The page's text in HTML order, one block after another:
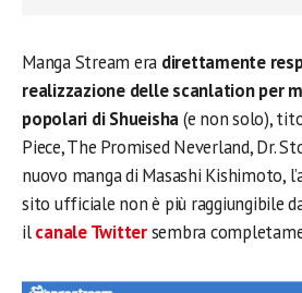
Manga Stream era direttamente
realizzazione delle scanlation per
popolari di Shueisha(e non solo),
Piece, The Promised Neverland, Dr.
nuovo manga di Masashi Kishimoto,
sito ufficiale non è più raggiungibile
ilcanale Twittersembra